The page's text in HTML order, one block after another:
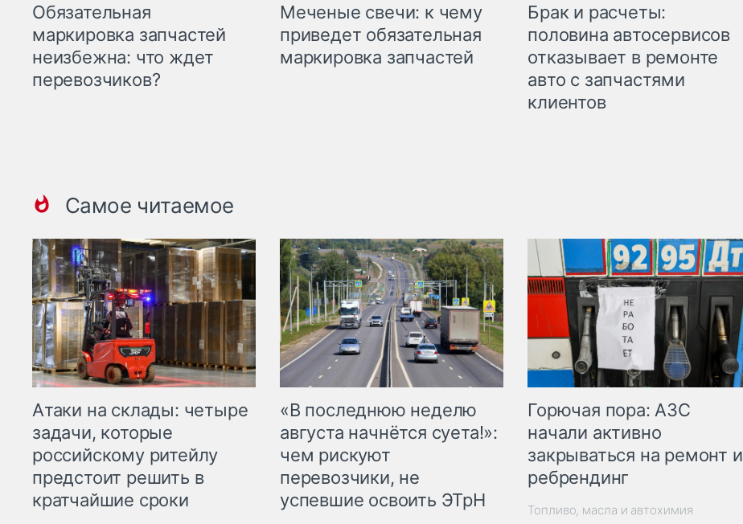
Обязательная
маркировка запчастей
неизбежна: что ждет
перевозчиков?
Меченые свечи: к чему
приведет обязательная
маркировка запчастей
Брак и расчеты:
половина автосервисов
отказывает в ремонте
авто с запчастями
клиентов
Самое читаемое
Атаки на склады: четыре
задачи, которые
российскому ритейлу
предстоит решить в
кратчайшие сроки
«В последнюю неделю
августа начнётся суета!»:
чем рискуют
перевозчики, не
успевшие освоить ЭТрН
Горючая пора: АЗС
начали активно
закрываться на ремонт и
ребрендинг
Топливо, масла и автохимия